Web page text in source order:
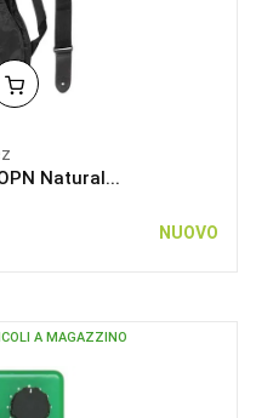
Natural...
NUOVO
A MAGAZZINO